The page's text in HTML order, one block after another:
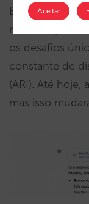
Essa transição
marketing
os desafios
constante de
(ARI). Até hoje,
mas isso
Aceitar